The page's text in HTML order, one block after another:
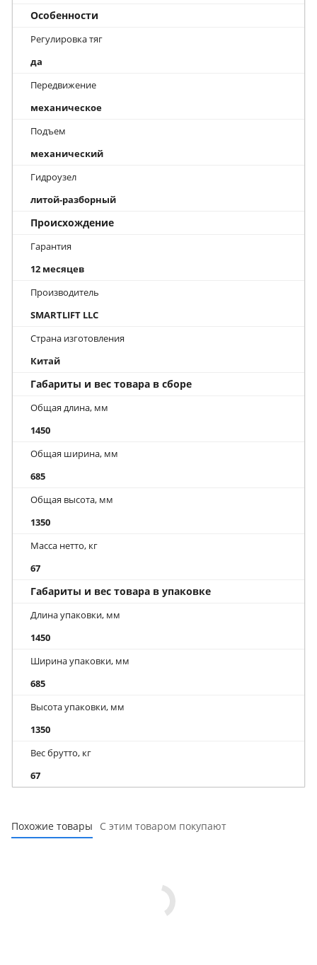
Особенности
Регулировка тяг
да
Передвижение
механическое
Подъем
механический
Гидроузел
литой-разборный
Происхождение
Гарантия
12 месяцев
Производитель
SMARTLIFT LLC
Страна изготовления
Китай
Габариты и вес товара в сборе
Общая длина, мм
1450
Общая ширина, мм
685
Общая высота, мм
1350
Масса нетто, кг
67
Габариты и вес товара в упаковке
Длина упаковки, мм
1450
Ширина упаковки, мм
685
Высота упаковки, мм
1350
Вес брутто, кг
67
Похожие товары С этим товаром покупают